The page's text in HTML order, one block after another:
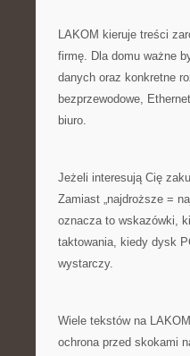
LAKOM kieruje treści
firmę. Dla domu ważne
danych oraz konkretne
bezprzewodowe,
biuro.
Jeżeli interesują Cię
Zamiast „najdroższe =
oznacza to wskazówki,
taktowania, kiedy dysk
wystarczy.
Wiele tekstów na
ochrona przed skokami